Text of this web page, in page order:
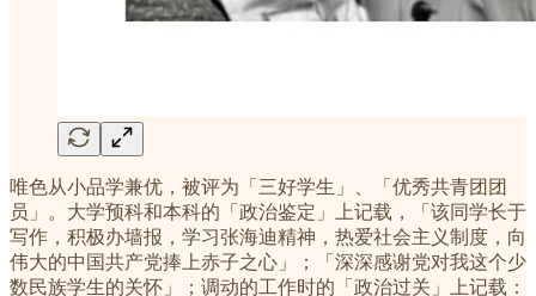
唯色从小品学兼优，被评为「三好学生」、「优秀共青团团
员」。大学预科和本科的「政治鉴定」上记载，「该同学长于
写作，积极办墙报，学习张海迪精神，热爱社会主义制度，向
伟大的中国共产党捧上赤子之心」；「深深感谢党对我这个少
数民族学生的关怀」；调动的工作时的「政治过关」上记载：